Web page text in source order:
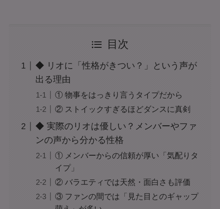
目次
◆ リオに「性格がきつい？」という声が
出る理由
① 物事をはっきり言うタイプだから
② ストイックすぎるほどダンスに真剣
◆ 実際のリオは優しい？メンバーやファ
ンの声から分かる性格
① メンバーからの信頼が厚い「気配りタ
イプ」
② バラエティでは天然・面白さも評価
③ ファンの間では「見た目とのギャップ